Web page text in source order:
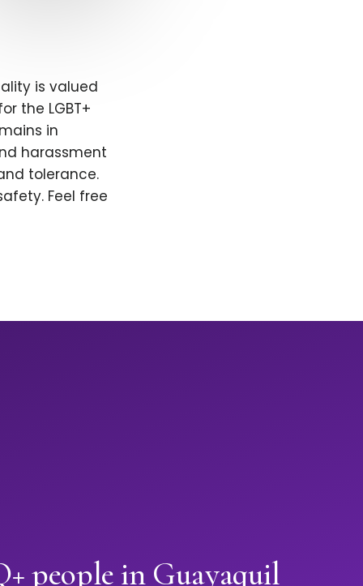
is valued
the LGBT+
in
harassment
tolerance.
Feel free
people in Guayaquil